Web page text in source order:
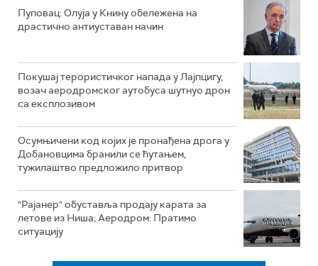
Пуповац: Олуја у Книну обележена на
драстично антиуставан начин
Покушај терористичког напада у Лајпцигу,
возач аеродромског аутобуса шутнуо дрон
са експлозивом
Осумњичени код којих је пронађена дрога у
Добановцима бранили се ћутањем,
тужилаштво предложило притвор
"Рајанер" обуставља продају карата за
летове из Ниша; Аеродром: Пратимо
ситуацију